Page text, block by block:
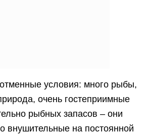
условия: много рыбы,
очень гостеприимные
рыбных запасов – они
внушительные на постоянной